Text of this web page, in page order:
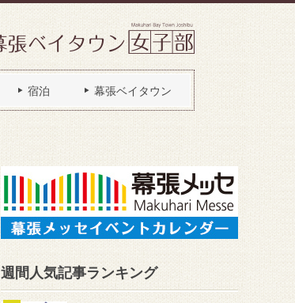
宿泊 幕張ベイタウン
週間人気記事ランキング